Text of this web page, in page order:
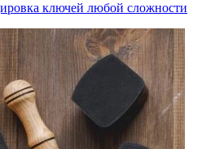
ключей любой сложности